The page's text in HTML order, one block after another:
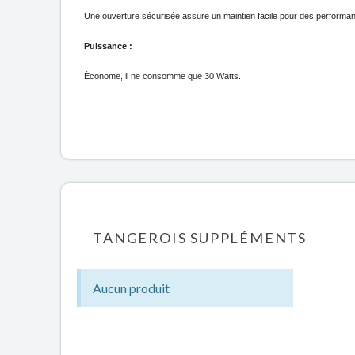
Une ouverture sécurisée assure un maintien facile pour des
Puissance :
Économe, il ne consomme que 30 Watts.
TANGEROIS SUPPLÉMENTS
Aucun produit